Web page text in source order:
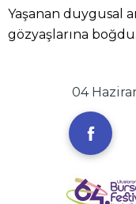
Yaşanan duygusal
gözyaşlarına boğdu.
04